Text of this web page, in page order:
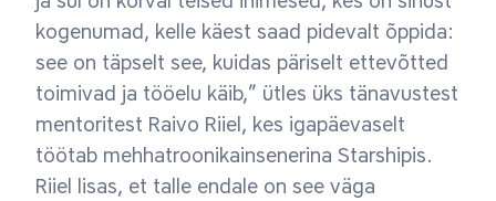
kogenumad, kelle käest saad pidevalt õppida:
see on täpselt see, kuidas päriselt ettevõtted
toimivad ja tööelu käib,” ütles üks tänavustest
mentoritest Raivo Riiel, kes igapäevaselt
töötab mehhatroonikainsenerina Starshipis.
Riiel lisas, et talle endale on see väga